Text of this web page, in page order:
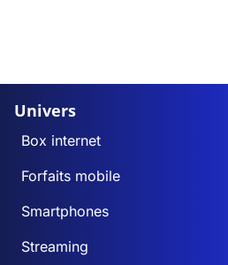
Univers
Box internet
Forfaits mobile
Smartphones
Streaming